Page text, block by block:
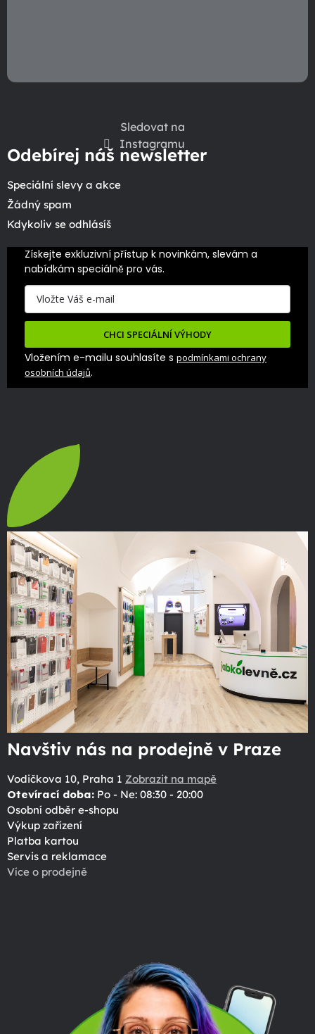
Sledovat na
Instagramu
Odebírej náš newsletter
Speciální slevy a akce
Žádný spam
Kdykoliv se odhlásíš
Získejte exkluzivní přístup k novinkám, slevám a
nabídkám speciálně pro vás.
CHCI SPECIÁLNÍ VÝHODY
Vložením e-mailu souhlasíte s podmínkami ochrany
osobních údajů.
Navštiv nás na prodejně v Praze
Vodičkova 10, Praha 1 Zobrazit na mapě
Otevírací doba: Po - Ne: 08:30 - 20:00
Osobní odběr e-shopu
Výkup zařízení
Platba kartou
Servis a reklamace
Více o prodejně